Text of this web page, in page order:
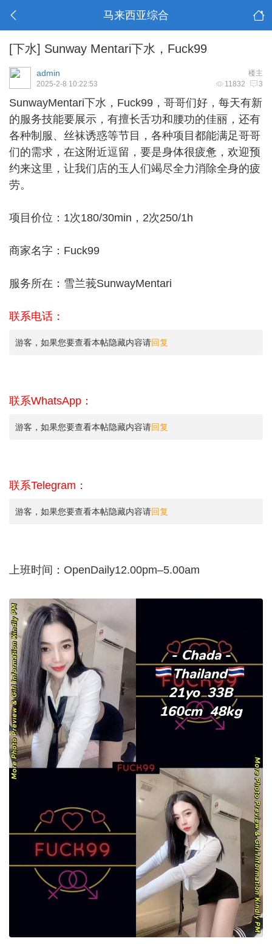
马来西亚综合
[下水] Sunway Mentari下水，Fuck99
楼主
admin
11832 3
2025-2-8 10:22:53
SunwayMentari下水，Fuck99，哥哥们好，每天有新
的服务技能要展示，有擅长舌功和腰功的佳丽，还有
各种制服、丝袜诱惑等节目，各种项目都能满足哥哥
们的需求，在这附近逗留，要是身体很疲惫，欢迎预
约来这里，让我们店的玉人们竭尽全力消除全身的疲
劳。
项目价位：1次180/30min，2次250/1h
商家名字：Fuck99
服务所在：雪兰莪SunwayMentari
联系电话：
游客，如果您要查看本帖隐藏内容请回复
联系WhatsApp：
游客，如果您要查看本帖隐藏内容请回复
联系Telegram：
游客，如果您要查看本帖隐藏内容请回复
上班时间：OpenDaily12.00pm–5.00am